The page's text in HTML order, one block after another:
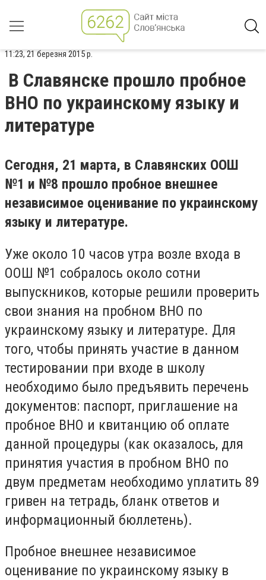
11:23, 21 березня 2015 р.
В Славянске прошло пробное
ВНО по украинскому языку и
литературе
Сегодня, 21 марта, в Славянских ООШ
№1 и №8 прошло пробное внешнее
независимое оценивание по украинскому
языку и литературе.
Уже около 10 часов утра возле входа в
ООШ №1 собралось около сотни
выпускников, которые решили проверить
свои знания на пробном ВНО по
украинскому языку и литературе. Для
того, чтобы принять участие в данном
тестировании при входе в школу
необходимо было предъявить перечень
документов: паспорт, приглашение на
пробное ВНО и квитанцию об оплате
данной процедуры (как оказалось, для
принятия участия в пробном ВНО по
двум предметам необходимо уплатить 89
гривен на тетрадь, бланк ответов и
информационный бюллетень).
Пробное внешнее независимое
оценивание по украинскому языку в